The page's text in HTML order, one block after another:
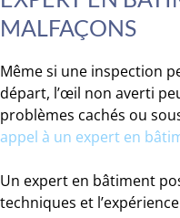
MALFAÇONS
Même si une inspection
départ, l’œil non averti
problèmes cachés ou
appel à un expert en
Un expert en bâtiment
techniques et